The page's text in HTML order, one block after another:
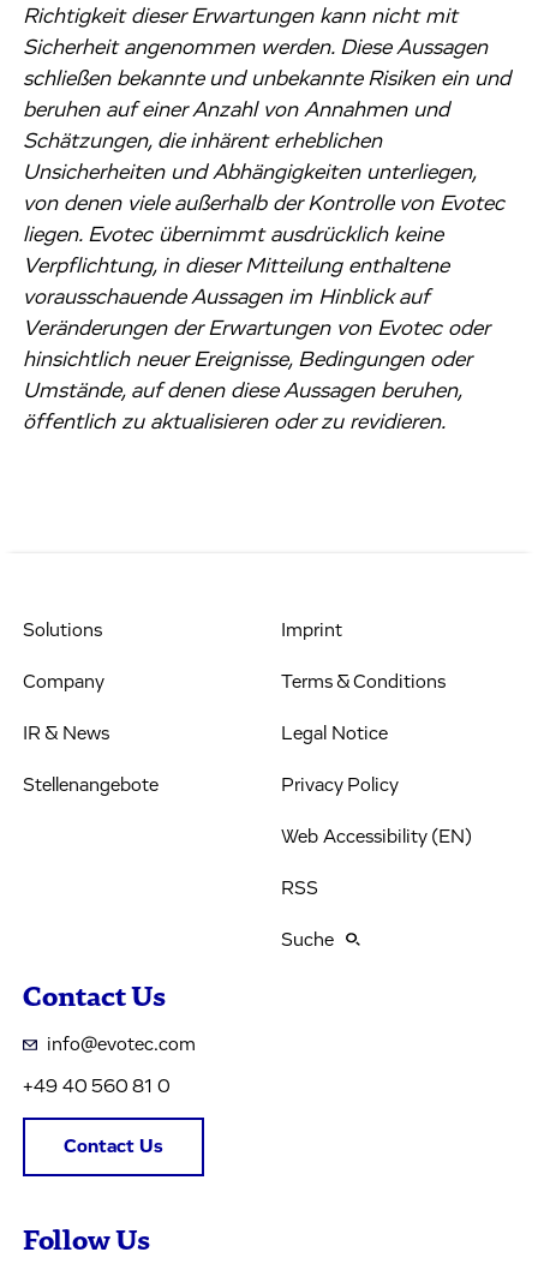
Richtigkeit dieser Erwartungen kann nicht mit
Sicherheit angenommen werden. Diese Aussagen
schließen bekannte und unbekannte Risiken ein und
beruhen auf einer Anzahl von Annahmen und
Schätzungen, die inhärent erheblichen
Unsicherheiten und Abhängigkeiten unterliegen,
von denen viele außerhalb der Kontrolle von Evotec
liegen. Evotec übernimmt ausdrücklich keine
Verpflichtung, in dieser Mitteilung enthaltene
vorausschauende Aussagen im Hinblick auf
Veränderungen der Erwartungen von Evotec oder
hinsichtlich neuer Ereignisse, Bedingungen oder
Umstände, auf denen diese Aussagen beruhen,
öffentlich zu aktualisieren oder zu revidieren.
Solutions
Company
IR & News
Stellenangebote
Imprint
Terms & Conditions
Legal Notice
Privacy Policy
Web Accessibility (EN)
RSS
Suche
Contact Us
info@evotec.com
+49 40 560 81 0
Contact Us
Follow Us